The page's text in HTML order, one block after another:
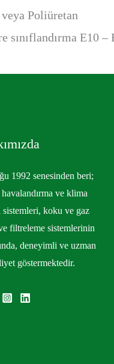
Poliüretan
sınıflandırma E10
1992 senesinden beri;
ve klima
koku ve gaz
filtreleme sistemlerinin
deneyimli ve uzman
göstermektedir.